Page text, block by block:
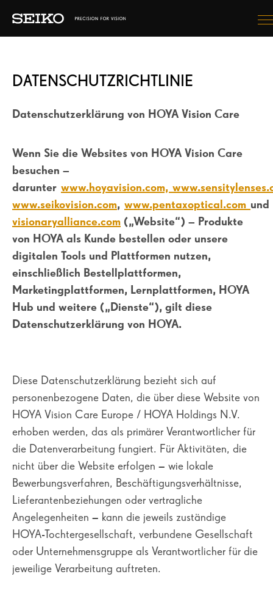
BRILLENGLÄSER
WAS WERDE ICH ERLEBEN?
EINEN OPTIKER FINDEN
DATENSCHUTZRICHTLINIE
Datenschutzerklärung von HOYA Vision Care
Wenn Sie die Websites von HOYA Vision Care
besuchen –
darunter www.hoyavision.com,
www.seikovision.com, www.pentaxoptical.com und
visionaryalliance.com („Website“) – Produkte
von HOYA als Kunde bestellen oder unsere
digitalen Tools und Plattformen nutzen,
einschließlich Bestellplattformen,
Marketingplattformen, Lernplattformen, HOYA
Hub und weitere („Dienste“), gilt diese
Datenschutzerklärung von HOYA.
Diese Datenschutzerklärung bezieht sich auf
personenbezogene Daten, die über diese Website von
HOYA Vision Care Europe / HOYA Holdings N.V.
erhoben werden, das als primärer Verantwortlicher für
die Datenverarbeitung fungiert. Für Aktivitäten, die
nicht über die Website erfolgen – wie lokale
Bewerbungsverfahren, Beschäftigungsverhältnisse,
Lieferantenbeziehungen oder vertragliche
Angelegenheiten – kann die jeweils zuständige
HOYA-Tochtergesellschaft, verbundene Gesellschaft
oder Unternehmensgruppe als Verantwortlicher für die
jeweilige Verarbeitung auftreten.